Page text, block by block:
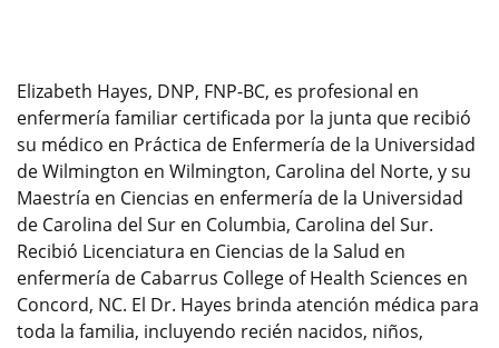
Elizabeth Hayes, DNP, FNP-BC, es profesional en
enfermería familiar certificada por la junta que recibió
su médico en Práctica de Enfermería de la Universidad
de Wilmington en Wilmington, Carolina del Norte, y su
Maestría en Ciencias en enfermería de la Universidad
de Carolina del Sur en Columbia, Carolina del Sur.
Recibió Licenciatura en Ciencias de la Salud en
enfermería de Cabarrus College of Health Sciences en
Concord, NC. El Dr. Hayes brinda atención médica para
toda la familia, incluyendo recién nacidos, niños,